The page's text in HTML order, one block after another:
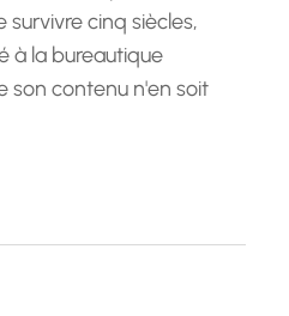
survivre cinq siècles,
à la bureautique
son contenu n'en soit